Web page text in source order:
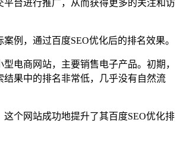
平台进行推广，从而获得更多的关注和访
例，通过百度SEO优化后的排名效果。
电商网站，主要销售电子产品。初期，
结果中的排名非常低，几乎没有自然流
这个网站成功地提升了其百度SEO优化排